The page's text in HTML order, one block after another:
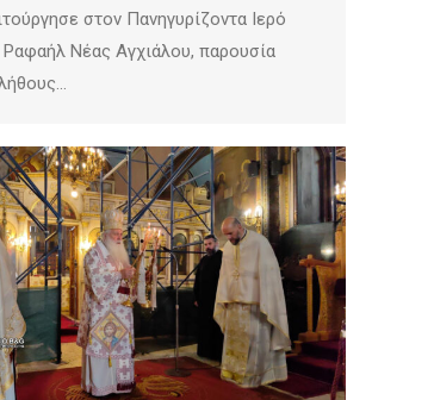
στον Πανηγυρίζοντα Ιερό
Νέας Αγχιάλου, παρουσία